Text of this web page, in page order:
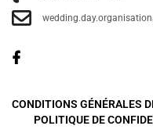
CONDITIONS GÉNÉRALES
POLITIQUE DE